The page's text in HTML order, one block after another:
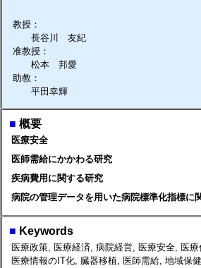
教授：
長谷川 友紀
准教授：
松本 邦愛
助教：
平田幸輝
■ 概要
医療安全
医師需給にかかわる研究
疾病費用に関する研究
病院の管理データを用いた病院標準化指標に
■ Keywords
医療政策, 医療経済, 病院経営, 医療安全, 医
医療情報のIT化, 臓器移植, 医師需給, 地域保